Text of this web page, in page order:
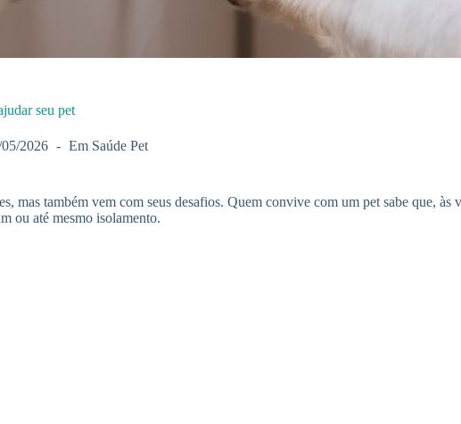
seu pet
2026 Em Saúde Pet
mas também vem com seus desafios. Quem convive com um pet sabe que,
ou até mesmo isolamento.